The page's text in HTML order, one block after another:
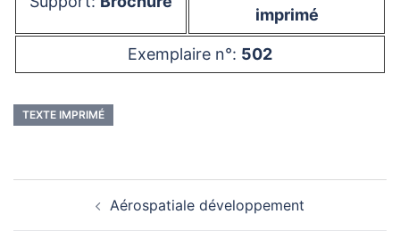
imprimé
Exemplaire n°: 502
TEXTE IMPRIMÉ
Aérospatiale développement